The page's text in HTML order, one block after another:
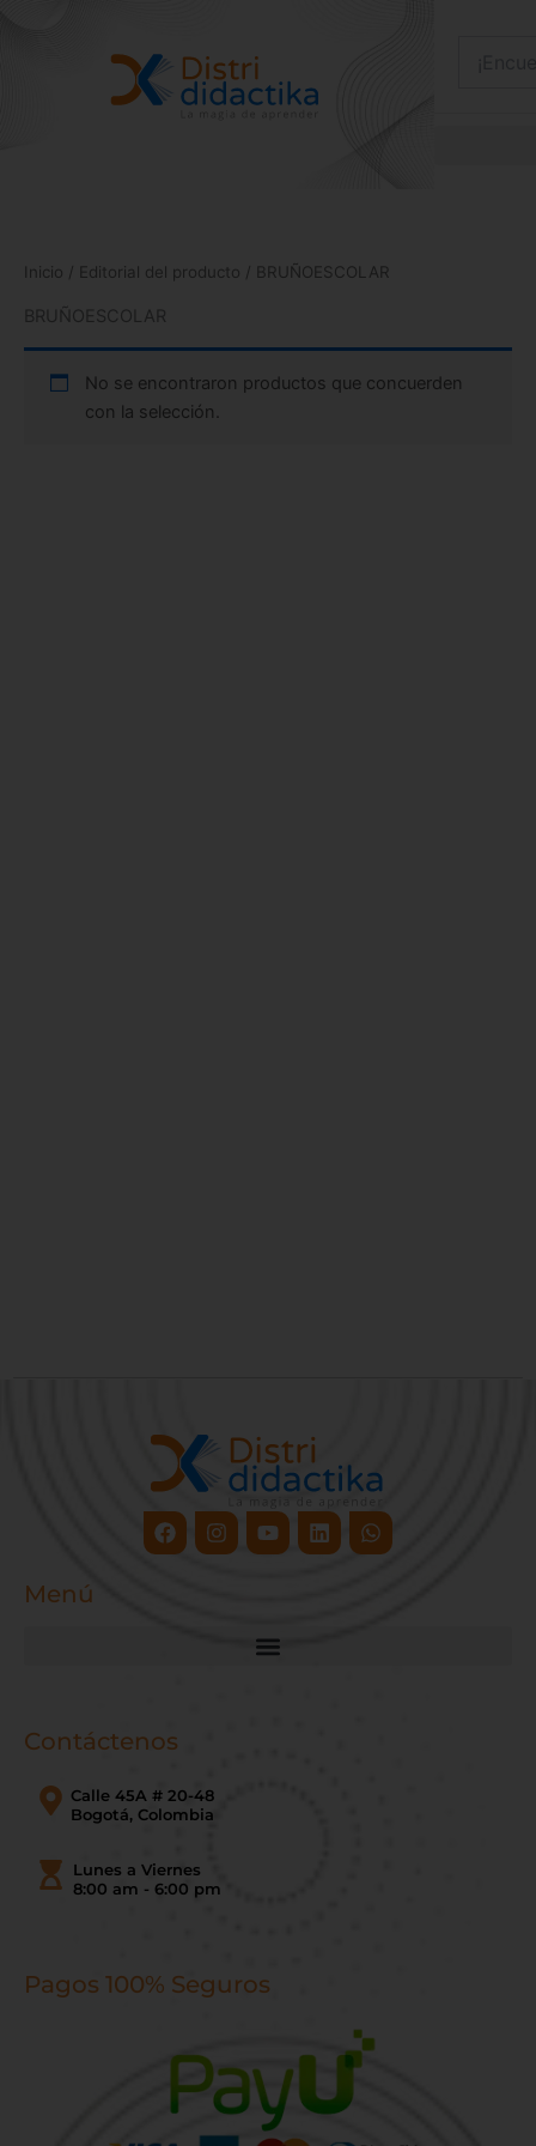
Inicio / Editorial del producto / BRUÑOESCOLAR
BRUÑOESCOLAR
No se encontraron productos que concuerden
con la selección.
FacebookInstagram
YoutubeLinkedinWhatsapp
Menú
Contáctenos
Calle 45A # 20-48
Bogotá, Colombia
Lunes a Viernes
8:00 am - 6:00 pm
Pagos 100% Seguros